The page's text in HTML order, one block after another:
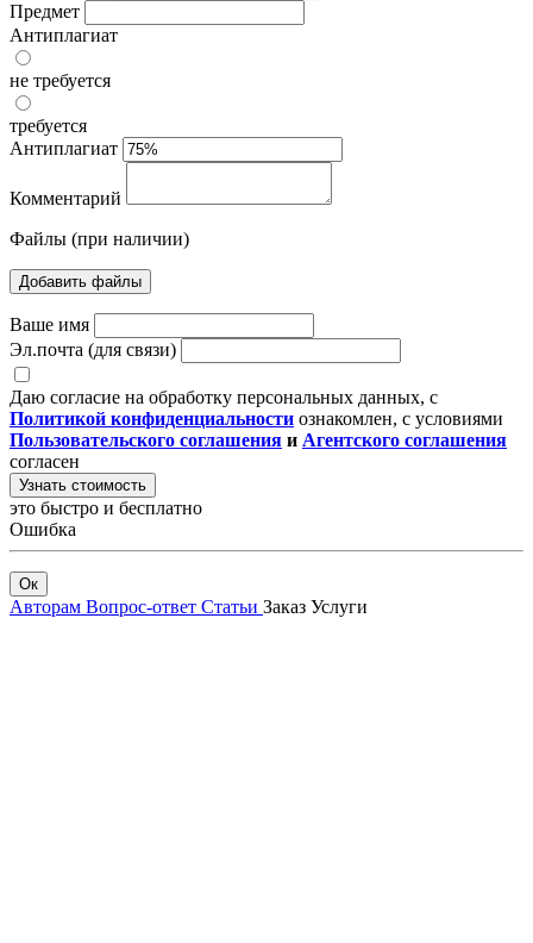
Предмет
Антиплагиат
не требуется
требуется
Антиплагиат
Комментарий
Файлы (при наличии)
Добавить файлы
Ваше имя
Эл.почта (для связи)
Даю согласие на обработку персональных данных, с
Политикой конфиденциальности ознакомлен, с условиями
Пользовательского соглашения и Агентского соглашения
согласен
Узнать стоимость
это быстро и бесплатно
Ошибка
Ок
Авторам Вопрос-ответ Статьи Заказ Услуги